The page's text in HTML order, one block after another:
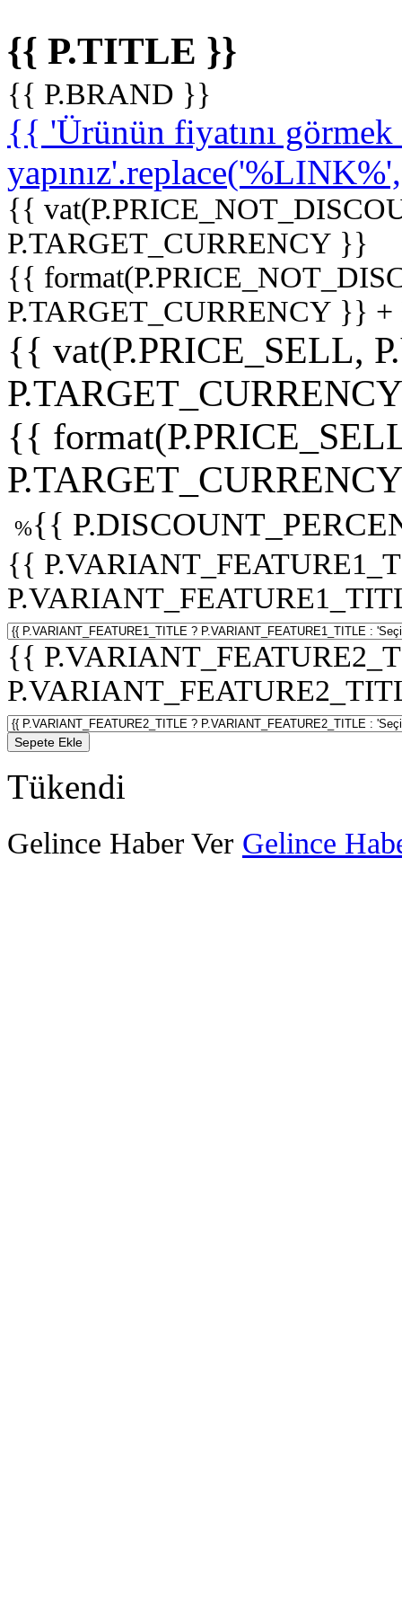
{{ P.TITLE }}
{{ P.BRAND }}
{{ 'Ürünün fiyatını
{{
P.TARGET_CURRENCY }}
{{
P.TARGET_CURRENCY }}
{{ vat(P.PRICE_SELL,
{{
%{{
{{
{{
Sepete Ekle
Tükendi
Gelince Haber Ver Gelince